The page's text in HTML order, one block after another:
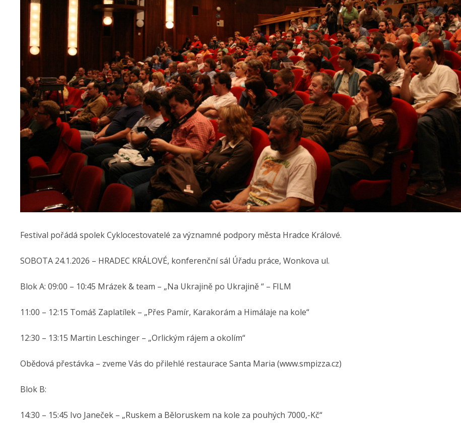
Festival pořádá spolek Cyklocestovatelé za významné podpory města Hradce Králové.
SOBOTA 24.1.2026 – HRADEC KRÁLOVÉ, konferenční sál Úřadu práce, Wonkova ul.
Blok A: 09:00 – 10:45 Mrázek & team – „Na Ukrajině po Ukrajině “ – FILM
11:00 – 12:15 Tomáš Zaplatílek – „Přes Pamír, Karakorám a Himálaje na kole“
12:30 – 13:15 Martin Leschinger – „Orlickým rájem a okolím“
Obědová přestávka – zveme Vás do přilehlé restaurace Santa Maria (www.smpizza.cz)
Blok B:
14:30 – 15:45 Ivo Janeček – „Ruskem a Běloruskem na kole za pouhých 7000,-Kč“